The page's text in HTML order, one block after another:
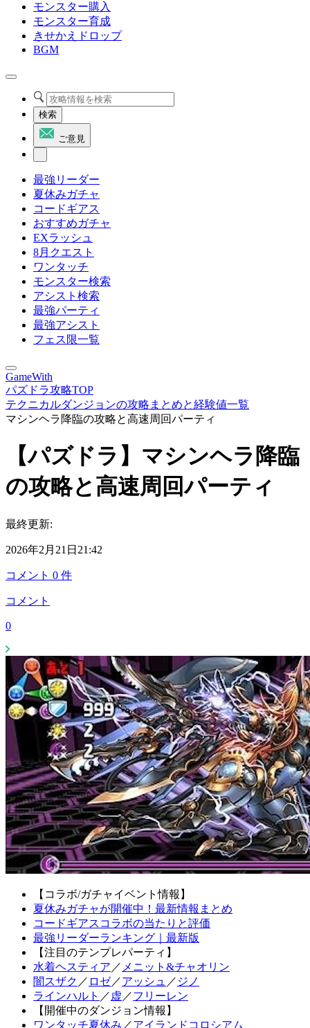
モンスター購入
モンスター育成
きせかえドロップ
BGM
検索
ご意見
最強リーダー
夏休みガチャ
コードギアス
おすすめガチャ
EXラッシュ
8月クエスト
ワンタッチ
モンスター検索
アシスト検索
最強パーティ
最強アシスト
フェス限一覧
GameWith
パズドラ攻略TOP
テクニカルダンジョンの攻略まとめと経験値一覧
マシンヘラ降臨の攻略と高速周回パーティ
【パズドラ】マシンヘラ降臨
の攻略と高速周回パーティ
最終更新:
2026年2月21日21:42
コメント 0 件
コメント
0
【コラボ/ガチャイベント情報】
夏休みガチャが開催中！最新情報まとめ
コードギアスコラボの当たりと評価
最強リーダーランキング｜最新版
【注目のテンプレパーティ】
水着ヘスティア ／ メニット&チャオリン
闇スザク ／ ロゼ／アッシュ ／ ジノ
ラインハルト ／ 虚 ／フリーレン
【開催中のダンジョン情報】
ワンタッチ夏休み ／アイランドコロシアム